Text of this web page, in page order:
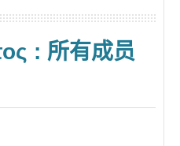
: 所有成员